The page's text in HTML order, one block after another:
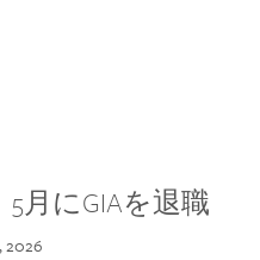
月にGIAを退職
2026